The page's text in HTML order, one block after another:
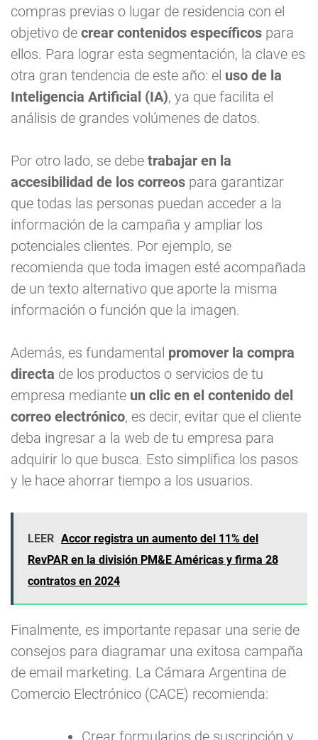
compras previas o lugar de residencia con el
objetivo de crear contenidos específicos para
ellos. Para lograr esta segmentación, la clave es
otra gran tendencia de este año: el uso de la
Inteligencia Artificial (IA), ya que facilita el
análisis de grandes volúmenes de datos.
Por otro lado, se debe trabajar en la
accesibilidad de los correos para garantizar
que todas las personas puedan acceder a la
información de la campaña y ampliar los
potenciales clientes. Por ejemplo, se
recomienda que toda imagen esté acompañada
de un texto alternativo que aporte la misma
información o función que la imagen.
Además, es fundamental promover la compra
directa de los productos o servicios de tu
empresa mediante un clic en el contenido del
correo electrónico, es decir, evitar que el cliente
deba ingresar a la web de tu empresa para
adquirir lo que busca. Esto simplifica los pasos
y le hace ahorrar tiempo a los usuarios.
LEER Accor registra un aumento del 11% del
RevPAR en la división PM&E Américas y firma 28
contratos en 2024
Finalmente, es importante repasar una serie de
consejos para diagramar una exitosa campaña
de email marketing. La Cámara Argentina de
Comercio Electrónico (CACE) recomienda:
Crear formularios de suscripción y